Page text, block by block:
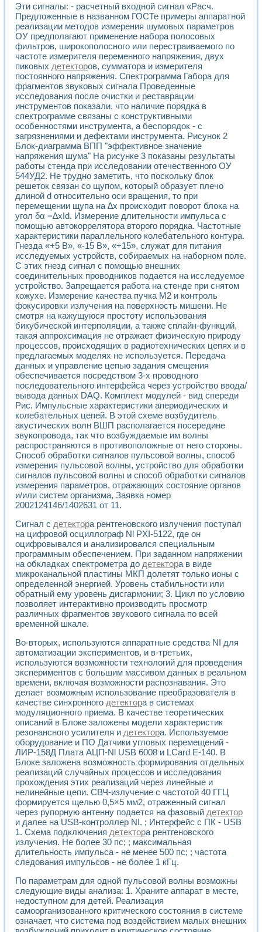
Автоматизация контроля сварных швов на базе
Измерительный контроль с применением
Моделирование надежности и эффективности систем
Лабораторные практикумы и учебные стенды
Автоматизация лабораторного стенда по измерению
Автоматизированные лабораторные комплексы для
Виртуальный прибор для исследования нелинейных
Использование виртуальных приборов в процесе
Использование программ ELECTRONICS WORKBENCH-
Лабораторный практикум по дисциплине «Цифровые
Лабораторный практикум по ИНС на основе LabVIEW
Лабораторный практикум по основам теории коммутации
Опыт использования NI LabVIEW для создания
Применение LabVIEW для исследования течения в
Создание виртуальной работы «Изучение магнитных
Обратный маятник
Устройство для изучения основ интерфейсов обмена по
Лабораторный практикум: изучение адиабатического
Стенд для исследования электрических переходных
Система статистической обработки результатов
Автоматизация лазерно-плазменных измерений с
Модельно-измерительный комплекс. Назначение. Состав.
Использование технологий NATIONAL INSTRUMENTS
Учебный практикум "Спектральный и корреляционный
Учебный стенд для исследования принципа действия
Оборудование и программное обеспечение учебных
Виртуальный лабораторный практикум для изучения
Управление роботом ТУР-10 средствами LabVIEW
Аппаратно-программный комплекс для исследования
Автоматизированный дистанционный лабораторный
Исследование возможности реставрации одномерных
Использование технологий NATIONAL INSTRUMENTS в
Разработка модификаций алгоритма полигармонической
Учебный стенд для исследования принципа действия
Виртуальная система поддержки принимаемых решений в
Преемственность дисциплин «Моделирование систем» и
Универсальный стенд для исследования электрических
Лабораторные практикумы по информационно-
Виртуальный измеритель частотных характеристик на
Лабораторный практикум по основам теории Коммутации
Разработка виртуальной лабораторной работы
Виртуальные практикумы по электротехнике в среде
Из опыта внедрения в рамках национального проекта
Исследование эффективности решателей
Опыт разработки LabVIEW лабораторных практикумов
Проблемы повышения качества образования и
Разработка виртуальной лаборатории по электротехнике
Усовершенствованные алгоритмы частотного анализа
Об опыте работы учебного центра «Технологии
Технологии NI в магистерской программе «Прикладная
Система диагностики двигателей постоянного тока
Автоматизированный стенд формирования
Лабораторный практикум по курсу ИИС на базе
Партнеры
Академические и отраслевые институты
Учебные заведения
Бизнес
Контакты
Эти сигналы: - расчетный входной сигнал «Расч.
Предложенные в названном ГОСТе примеры аппаратной
реализации методов измерения шумовых параметров
ОУ предполагают применение набора полосовых
фильтров, широкополосного или перестраиваемого по
частоте измерителя переменного напряжения, двух
пиковых детекторов, сумматора и измерителя
постоянного напряжения. Спектрограмма Габора для
фрагментов звуковых сигнала Проведенные
исследования после очистки и реставрации
инструментов показали, что наличие порядка в
спектрограмме связаны с конструктивными
особенностями инструмента, а беспорядок - с
загрязнениями и дефектами инструмента. Рисунок 2
Блок-диаграмма ВПП "эффективное значение
напряжения шума" На рисунке 3 показаны результаты
работы стенда при исследовании отечественного ОУ
544УД2. Не трудно заметить, что поскольку блок
решеток связан со щупом, который образует плечо
длиной d относительно оси вращения, то при
перемещении щупа на ∆х происходит поворот блока на
угол δα =∆хId. Измерение длительности импульса с
помощью автокоррелятора второго порядка. Частотные
характеристики параллельного колебательного контура.
Гнезда «+5 В», «-15 В», «+15», служат для питания
исследуемых устройств, собираемых на наборном поле.
С этих гнезд сигнал с помощью внешних
соединительных проводников подается на исследуемое
устройство. Запрещается работа на стенде при снятом
кожухе. Измерение качества пучка М2 и контроль
фокусировки излучения на поверхность мишени. Не
смотря на кажущуюся простоту использования
бикубической интерполяции, а также сплайн-функций,
такая аппроксимация не отражает физическую природу
процессов, происходящих в радиотехнических цепях и в
предлагаемых моделях не используется. Передача
данных и управление цепью задания смещения
обеспечивается посредством 3-х проводного
последовательного интерфейса через устройство ввода/
вывода данных DAQ. Комплект модулей - вид спереди
Рис. Импульсные характеристики апериодических и
колебательных цепей. В этой схеме возбудитель
акустических волн ВШП располагается посередине
звукопровода, так что возбуждаемые им волны
распространяются в противоположные от него стороны.
Способ обработки сигналов пульсовой волны, способ
измерения пульсовой волны, устройство для обработки
сигналов пульсовой волны и способ обработки сигналов
измерения параметров, отражающих состояние органов
и/или систем организма, Заявка номер
2002124146/1402631 от 11.
Сигнал с детектора рентгеновского излучения поступал
на цифровой осциллограф Nl PXI-5122, где он
оцифровывался и анализировался специальным
программным обеспечением. При заданном напряжении
на обкладках спектрометра до детектора в виде
микроканальной пластины МКП долетят только ионы с
определенной энергией. Уровень стабильности или
обратный ему уровень дисгармонии; 3. Цикл по условию
позволяет интерактивно производить просмотр
различных фрагментов звукового сигнала по всей
временной шкале.
Во-вторых, используются аппаратные средства NI для
автоматизации экспериментов, и в-третьих,
используются возможности технологий для проведения
экспериментов с большим массивом данных в реальном
времени, включая возможности распознавания. Это
делает возможным использование преобразователя в
качестве синхронного детектора в системах
модуляционного приема. В качестве теоретических
описаний в Блоке заложены модели характеристик
резонансного усилителя и детектора. Используемое
оборудование и ПО Датчики угловых перемещений -
ЛИР-158Д Плата АЦП-Nl USB 6008 и LCard E-140. В
Блоке заложена возможность формирования отдельных
реализаций случайных процессов и исследования
прохождения этих реализаций через линейные и
нелинейные цепи. СВЧ-излучение с частотой 40 ГГЦ
формируется щелью 0,5×5 мм2, отраженный сигнал
через рупорную антенну подается на фазовый детектор
и далее на USB-контроллер NI. ; Интерфейс с ПК - USB
1. Схема подключения детектора рентгеновского
излучения. Не более 30 пс; ; максимальная
длительность импульса - не менее 500 пс; ; частота
следования импульсов - не более 1 кГц.
По параметрам для одной пульсовой волны возможны
следующие виды анализа: 1. Храните аппарат в месте,
недоступном для детей. Реализация
самоорганизованного критического состояния в системе
означает, что система под воздействием малых внешних